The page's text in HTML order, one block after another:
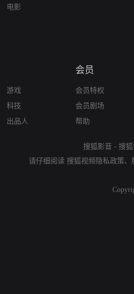
电影
游戏
科技
出品人
会员
会员特权
会员剧场
帮助
搜狐影音 - 搜
请仔细阅读 搜狐视频隐私政策、